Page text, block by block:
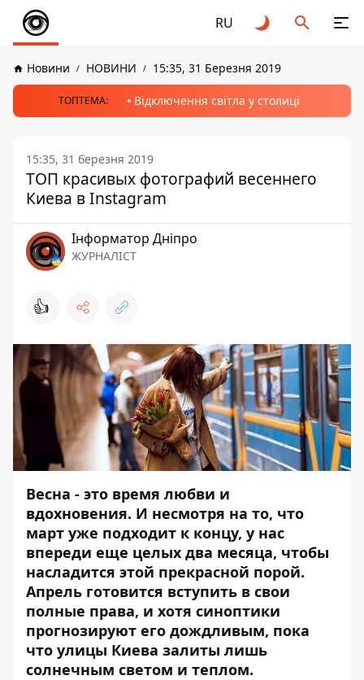
RU
Новини НОВИНИ 15:35, 31 Березня 2019
ТОПТЕМА: Відключення світла у столиці
15:35, 31 березня 2019
ТОП красивых фотографий весеннего
Киева в Instagram
Інформатор Дніпро
ЖУРНАЛІСТ
👍
Весна - это время любви и
вдохновения. И несмотря на то, что
март уже подходит к концу, у нас
впереди еще целых два месяца, чтобы
насладится этой прекрасной порой.
Апрель готовится вступить в свои
полные права, и хотя синоптики
прогнозируют его дождливым, пока
что улицы Киева залиты лишь
солнечным светом и теплом.